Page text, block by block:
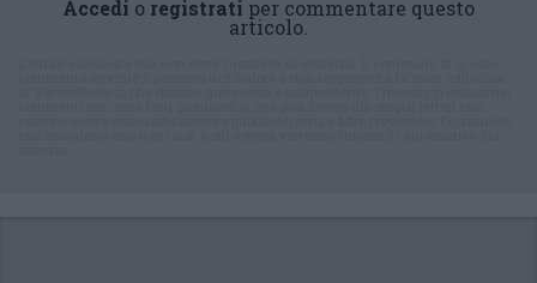
Accedi o registrati per commentare questo
articolo.